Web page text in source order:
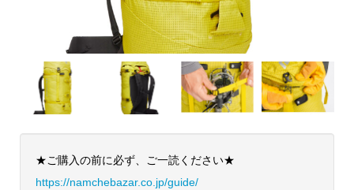
★ご購入の前に必ず、ご一読ください★
https://namchebazar.co.jp/guide/